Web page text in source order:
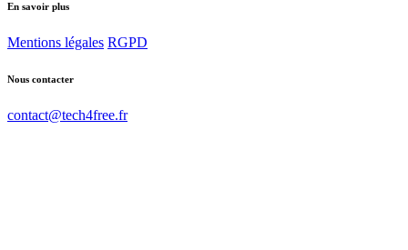
En savoir plus
Mentions légales RGPD
Nous contacter
contact@tech4free.fr